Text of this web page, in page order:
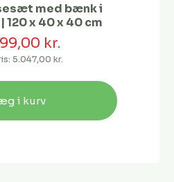
med bænk i
x 40 x 40 cm
kr.
5.047,00 kr.
i kurv